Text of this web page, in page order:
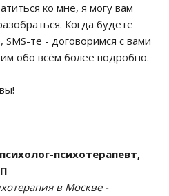
ко мне, я могу вам
Когда будете
те - договоримся с вами
обо всём более подробно.
психотерапевт,
в Москве -